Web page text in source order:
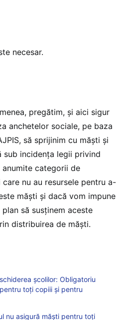
necesar.
pregătim, și aici sigur
anchetelor sociale, pe baza
să sprijinim cu măști și
sub incidența legii privind
categorii de
nu au resursele pentru a-
măşti și dacă vom impune
să susținem aceste
distribuirea de măşti.
școlilor: Obligatoriu
toți copiii și pentru
nu asigură măști pentru toți